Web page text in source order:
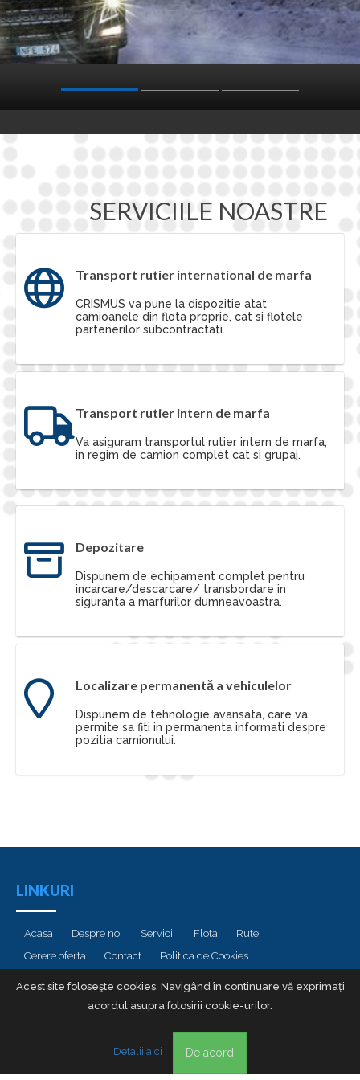
SERVICIILE NOASTRE
Transport rutier international de marfa
CRISMUS va pune la dispozitie atat
camioanele din flota proprie, cat si flotele
partenerilor subcontractati.
Transport rutier intern de marfa
Va asiguram transportul rutier intern de marfa,
in regim de camion complet cat si grupaj.
Depozitare
Dispunem de echipament complet pentru
incarcare/descarcare/ transbordare in
siguranta a marfurilor dumneavoastra.
Localizare permanentă a vehiculelor
Dispunem de tehnologie avansata, care va
permite sa fiti in permanenta informati despre
pozitia camionului.
LINKURI
Acasa Despre noi Servicii Flota
Rute
Cerere oferta
Contact
Politica de Cookies
Copyright by Crismus. All rights reserved
Acest site foloseşte cookies. Navigând în continuare vă exprimați
acordul asupra folosirii cookie-urilor.
Detalii aici De acord